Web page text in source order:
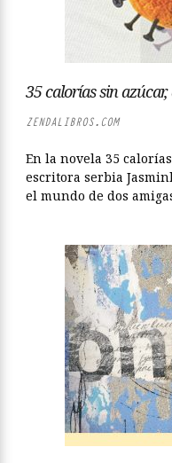
35 calorías sin
ZENDALIBROS.COM
En la novela 35
escritora serbia
el mundo de dos